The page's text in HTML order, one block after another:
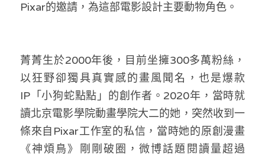
陳子遷律師專欄
溫志倫專欄
汪明欣專欄
張美雄專欄
莊豪鋒專欄
Pixar的邀請，為這部電影設計主要動物角色。
菁菁生於2000年後，目前坐擁300多萬粉絲，
以狂野卻獨具真實感的畫風聞名，也是爆款
IP「小狗蛇點點」的創作者。2020年，當時就
讀北京電影學院動畫學院大二的她，突然收到一
條來自Pixar工作室的私信，當時她的原創漫畫
《神煩鳥》剛剛破圈，微博話題閱讀量超過